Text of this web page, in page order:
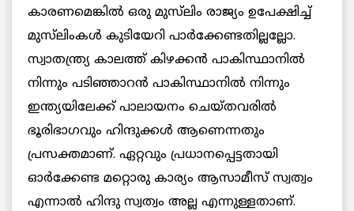
കാരണമെങ്കില്‍ ഒരു മുസ്‌ലിം രാജ്യം ഉപേക്ഷിച്ച്
മുസ്‌ലിംകള്‍ കുടിയേറി പാര്‍ക്കേണ്ടതില്ലല്ലോ.
സ്വാതന്ത്ര്യ കാലത്ത് കിഴക്കന്‍ പാകിസ്ഥാനില്‍
നിന്നും പടിഞ്ഞാറന്‍ പാകിസ്ഥാനില്‍ നിന്നും
ഇന്ത്യയിലേക്ക് പാലായനം ചെയ്തവരില്‍
ഭൂരിഭാഗവും ഹിന്ദുക്കള്‍ ആണെന്നതും
പ്രസക്തമാണ്. ഏറ്റവും പ്രധാനപ്പെട്ടതായി
ഓര്‍ക്കേണ്ട മറ്റൊരു കാര്യം ആസാമീസ് സ്വത്വം
എന്നാല്‍ ഹിന്ദു സ്വത്വം അല്ല എന്നുള്ളതാണ്.